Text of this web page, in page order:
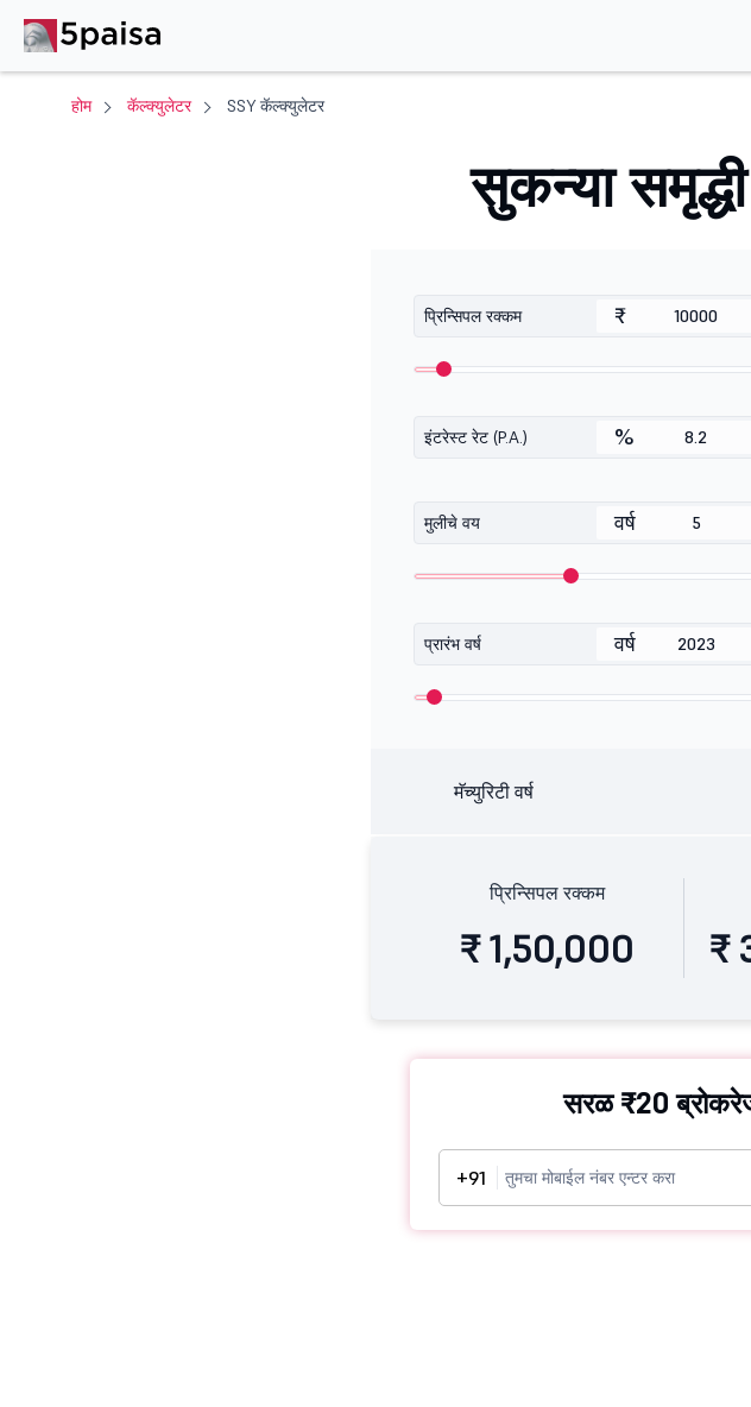
होम कॅल्क्युलेटर SSY कॅल्क्युलेटर
सुकन्या
प्रिन्सिपल रक्कम ₹
इंटरेस्ट रेट (P.A.) %
मुलीचे वय वर्ष
प्रारंभ वर्ष वर्ष
मॅच्युरिटी वर्ष
प्रिन्सिपल रक्कम
₹ 1,50,000 ₹
सरळ ₹20
+91